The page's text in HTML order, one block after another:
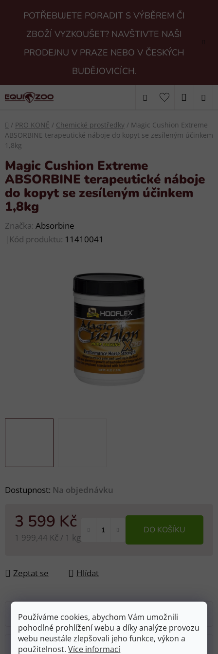
Používáme cookies, abychom Vám umožnili
pohodlné prohlížení webu a díky analýze provozu
webu neustále zlepšovali jeho funkce, výkon a
použitelnost.Více informací
POTŘEBUJETE PORADIT S VÝBĚREM ČI
ZBOŽÍ VYZKOUŠET? NAVŠTIVTE NAŠI
PRODEJNU V PRAZE NEBO V ČESKÝCH
BUDĚJOVICÍCH.
Hledat
KOŠÍK
Domů
/ PRO KONĚ / Chemické prostředky / Magic Cushion Extreme
ABSORBINE terapeutické náboje do kopyt se zesíleným účinkem
1,8kg
Dostupnost: Na objednávku
3 599 Kč
Měrná cena:
1 999,44 Kč / 1 kg
DO KOŠÍKU
Zeptat se Hlídat
Magic Cushion Extreme
ABSORBINE terapeutické náboje
do kopyt se zesíleným účinkem
1,8kg
Značka: Absorbine
| Kód produktu: 11410041
Popis
Diskuze